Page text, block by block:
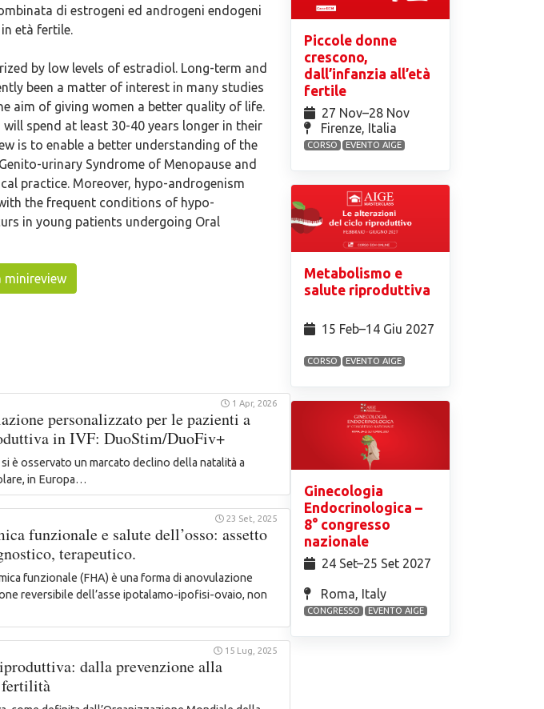
di estrogeni ed androgeni endogeni
età fertile.
by low levels of estradiol. Long-term and
been a matter of interest in many studies
aim of giving women a better quality of life.
spend at least 30-40 years longer in their
is to enable a better understanding of the
urinary Syndrome of Menopause and
practice. Moreover, hypo-androgenism
the frequent conditions of hypo-
in young patients undergoing Oral
minireview
1 Apr, 2026
personalizzato per le pazienti a
in IVF: DuoStim/DuoFiv+
è osservato un marcato declino della natalità a
in Europa…
23 Set, 2025
funzionale e salute dell’osso: assetto
terapeutico.
funzionale (FHA) è una forma di anovulazione
reversibile dell’asse ipotalamo-ipofisi-ovaio, non
15 Lug, 2025
dalla prevenzione alla
fertilità
Piccole donne
crescono,
dall’infanzia all’età
fertile
27 Nov⁠–28 Nov
Firenze, Italia
CORSO EVENTO AIGE
Metabolismo e
salute riproduttiva
15 Feb⁠–14 Giu 2027
CORSO EVENTO AIGE
Ginecologia
Endocrinologica –
8° congresso
nazionale
24 Set⁠–25 Set 2027
Roma, Italy
CONGRESSO EVENTO AIGE